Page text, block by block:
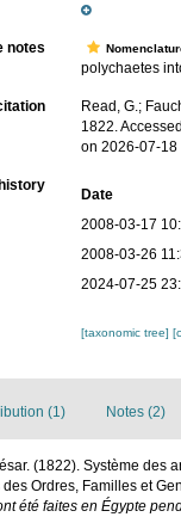
notes
polychaetes
Read, G.;
1822.
on 2026-07-18
Date
2008-03-17
2008-03-26
2024-07-25
[taxonomic tree]
(1) Notes (2)
(1822). Système des
Ordres, Familles et
été faites en Égypte